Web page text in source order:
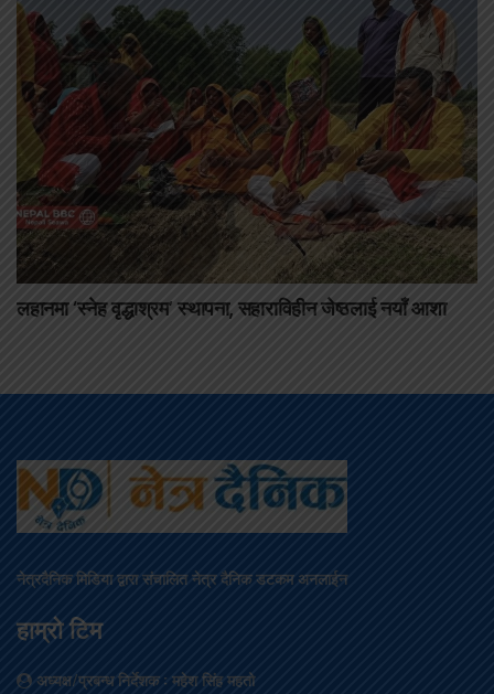
लहानमा ‘स्नेह वृद्धाश्रम’ स्थापना, सहाराविहीन जेष्ठलाई नयाँ आशा
नेत्रदैनिक मिडिया द्वारा संचालित नेत्र दैनिक डटकम अनलाईन
हाम्रो टिम
अध्यक्ष/प्रबन्ध निर्देशक: महेश सिंह महतो